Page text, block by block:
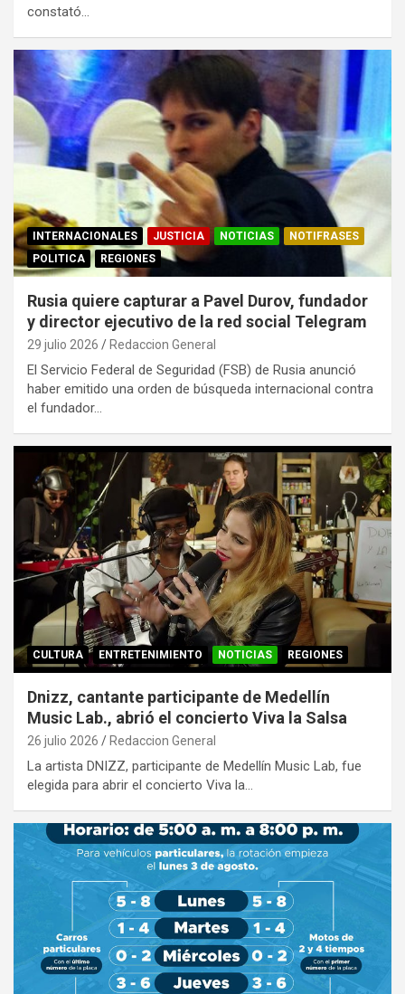
constató…
INTERNACIONALES JUSTICIA NOTICIAS
NOTIFRASES
POLITICA
REGIONES
Rusia quiere capturar a Pavel Durov, fundador
y director ejecutivo de la red social Telegram
29 julio 2026 Redaccion General
El Servicio Federal de Seguridad (FSB) de Rusia anunció
haber emitido una orden de búsqueda internacional contra
el fundador…
CULTURA ENTRETENIMIENTO NOTICIAS REGIONES
Dnizz, cantante participante de Medellín
Music Lab., abrió el concierto Viva la Salsa
26 julio 2026 Redaccion General
La artista DNIZZ, participante de Medellín Music Lab, fue
elegida para abrir el concierto Viva la…